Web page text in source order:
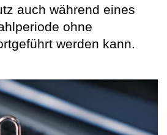
auch während eines
ohne
werden kann.